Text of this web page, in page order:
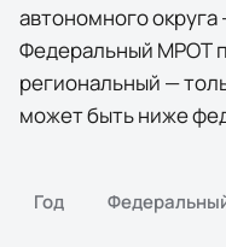
автономного
Федеральный МРОТ
региональный —
может быть ниже
Год